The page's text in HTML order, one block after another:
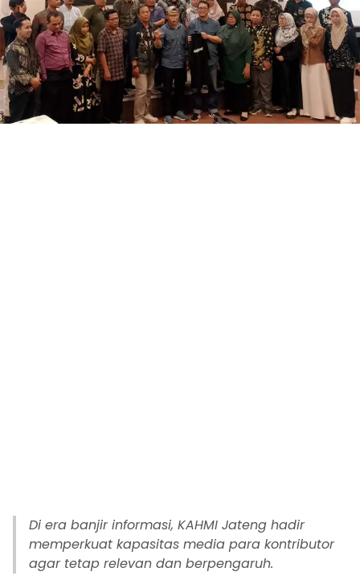
Di era banjir informasi, KAHMI Jateng hadir
memperkuat kapasitas media para kontributor
agar tetap relevan dan berpengaruh.